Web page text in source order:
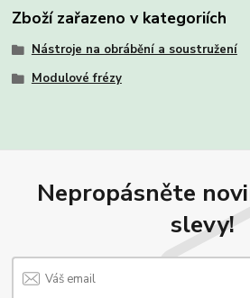
Zboží zařazeno v kategoriích
Nástroje na obrábění a soustružení
Modulové frézy
Nepropásněte
slevy!